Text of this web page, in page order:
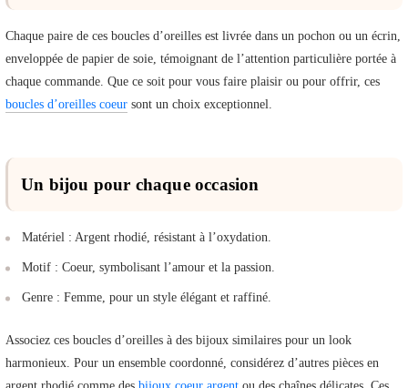
Chaque paire de ces boucles d’oreilles est livrée dans un pochon ou un écrin,
enveloppée de papier de soie, témoignant de l’attention particulière portée à
chaque commande. Que ce soit pour vous faire plaisir ou pour offrir, ces
boucles d’oreilles coeur sont un choix exceptionnel.
Un bijou pour chaque occasion
Matériel : Argent rhodié, résistant à l’oxydation.
Motif : Coeur, symbolisant l’amour et la passion.
Genre : Femme, pour un style élégant et raffiné.
Associez ces boucles d’oreilles à des bijoux similaires pour un look
harmonieux. Pour un ensemble coordonné, considérez d’autres pièces en